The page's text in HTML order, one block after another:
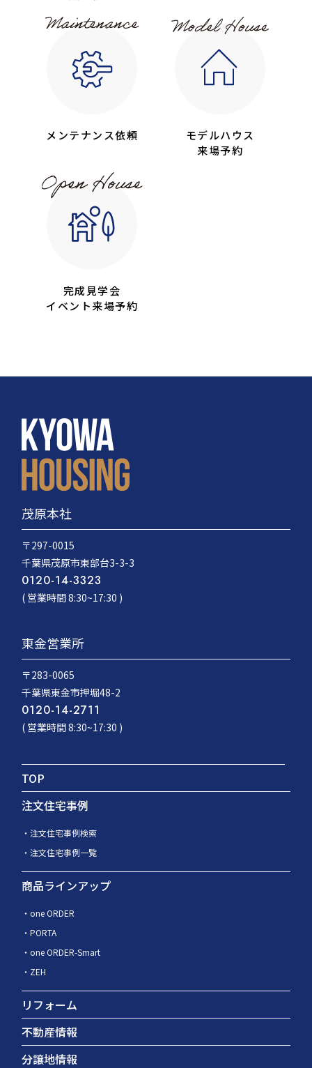
メンテナンス依頼
モデルハウス
来場予約
完成見学会
イベント来場予約
茂原本社
〒297-0015
千葉県茂原市東部台3-3-3
0120-14-3323
( 営業時間 8:30~17:30 )
東金営業所
〒283-0065
千葉県東金市押堀48-2
0120-14-2711
( 営業時間 8:30~17:30 )
TOP
注文住宅事例
注文住宅事例検索
注文住宅事例一覧
商品ラインアップ
one ORDER
PORTA
one ORDER-Smart
ZEH
リフォーム
不動産情報
分譲地情報